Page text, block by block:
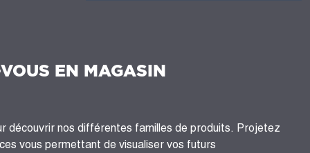
EN MAGASIN
découvrir nos différentes familles de produits. Projetez
vous permettant de visualiser vos futurs